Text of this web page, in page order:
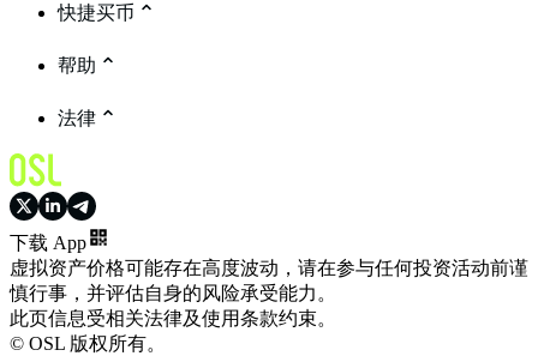
快捷买币
帮助
法律
下载 App
虚拟资产价格可能存在高度波动，请在参与任何投资活动前谨
慎行事，并评估自身的风险承受能力。
此页信息受相关法律及使用条款约束。
© OSL 版权所有。